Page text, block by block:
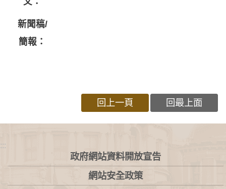
新聞稿/
簡報：
回上一頁 回最上面
:::
政府網站資料開放宣告
網站安全政策